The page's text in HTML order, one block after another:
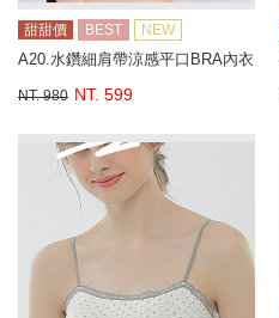
甜甜價 BEST NEW
A20.水鑽細肩帶涼感平口BRA內衣
NT. 980 NT. 599